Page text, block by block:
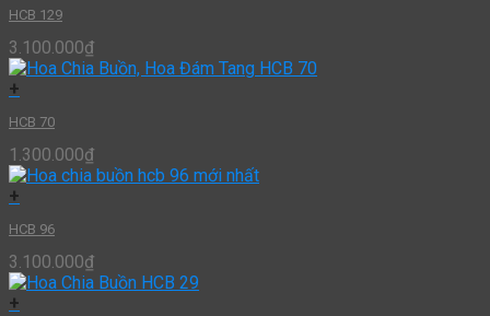
HCB 129
3.100.000₫
+
HCB 70
1.300.000₫
+
HCB 96
3.100.000₫
+